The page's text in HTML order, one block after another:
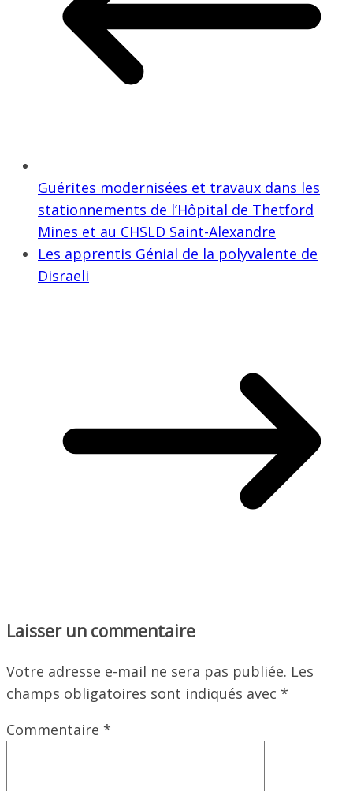
Guérites modernisées et travaux dans les
stationnements de l’Hôpital de Thetford
Mines et au CHSLD Saint-Alexandre
Les apprentis Génial de la polyvalente de
Disraeli
Laisser un commentaire
Votre adresse e-mail ne sera pas publiée. Les
champs obligatoires sont indiqués avec *
Commentaire *